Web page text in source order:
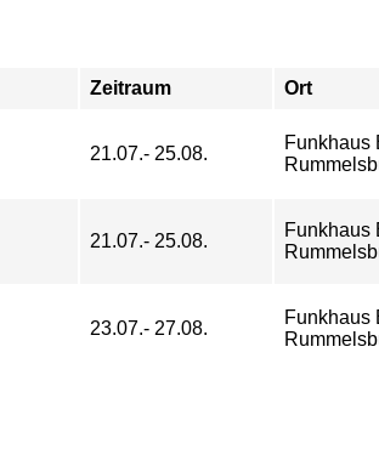
Zeitraum Ort
21.07.- 25.08.
Funkhaus
21.07.- 25.08.
Funkhaus
23.07.- 27.08.
Funkhaus